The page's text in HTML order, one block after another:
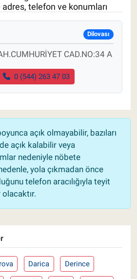
telefon ve konumları
Dilovası
CAD.NO:34 A
0 (544) 263 47 03
açık olmayabilir, bazıları
açık kalabilir veya
nedeniyle nöbete
yola çıkmadan önce
telefon aracılığıyla teyit
Darica Derince
Mamüller